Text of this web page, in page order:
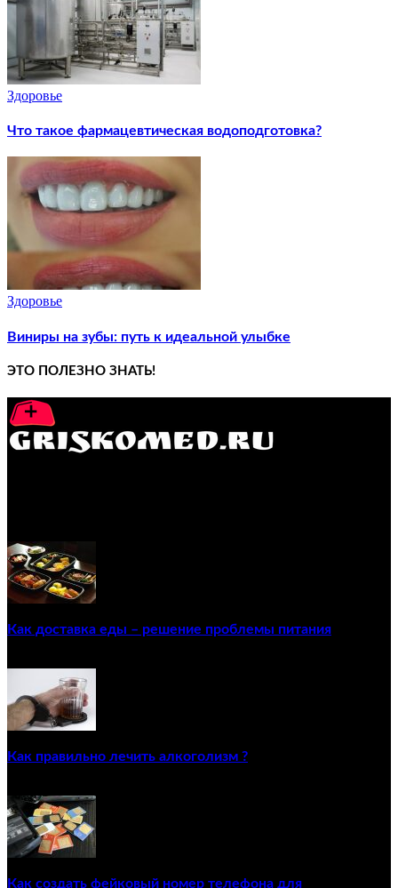
Здоровье
Что такое фармацевтическая водоподготовка?
Здоровье
Виниры на зубы: путь к идеальной улыбке
ЭТО ПОЛЕЗНО ЗНАТЬ!
Как доставка еды – решение проблемы питания
Как правильно лечить алкоголизм ?
Как создать фейковый номер телефона для